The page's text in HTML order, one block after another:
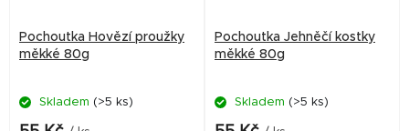
Pochoutka Hovězí proužky
měkké 80g
Skladem (>5 ks)
Pochoutka Jehněčí kostky
měkké 80g
Skladem (>5 ks)